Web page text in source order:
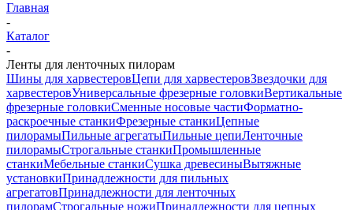
Главная
-
Каталог
-
Ленты для ленточных пилорам
Шины для харвестеровЦепи для харвестеровЗвездочки для
харвестеровУниверсальные фрезерные головкиВертикальные
фрезерные головкиСменные носовые частиФорматно-
раскроечные станкиФрезерные станкиЦепные
пилорамыПильные агрегатыПильные цепиЛенточные
пилорамыСтрогальные станкиПромышленные
станкиМебельные станкиСушка древесиныВытяжные
установкиПринадлежности для пильных
агрегатовПринадлежности для ленточных
пилорамСтрогальные ножиПринадлежности для цепных